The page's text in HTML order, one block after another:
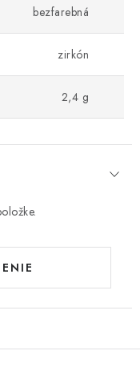
bezfarebná
zirkón
2,4 g